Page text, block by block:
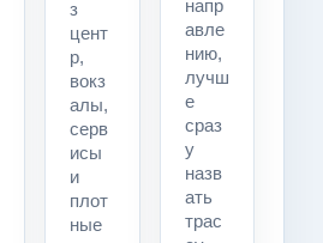
з
цент
р,
вокз
алы,
серв
исы
и
плот
ные
напр
авле
нию,
лучш
е
сраз
у
назв
ать
трас